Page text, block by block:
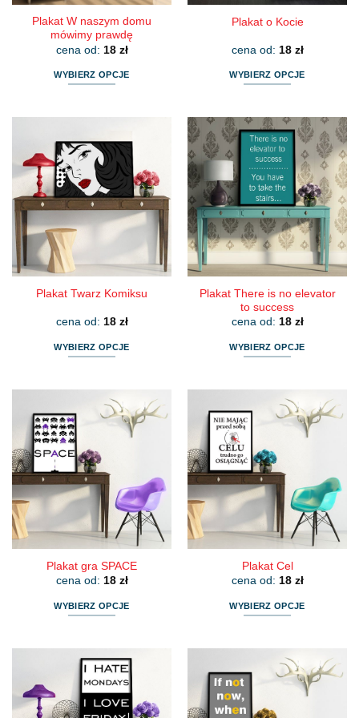
Plakat W naszym domu
mówimy prawdę
cena od: 18 zł
WYBIERZ OPCJE
wiele
wariantów.
Opcje
można
wybrać
produktu
Plakat o Kocie
cena od: 18 zł
WYBIERZ OPCJE
ma
wiele
wariantów.
Opcje
można
wybrać
na
stronie
produktu
Plakat Twarz Komiksu
cena od: 18 zł
WYBIERZ OPCJE
wiele
wariantów.
Opcje
można
wybrać
na
stronie
produktu
Plakat There is no elevator
to success
cena od: 18 zł
WYBIERZ OPCJE
wiele
wariantów.
Opcje
można
wybrać
na
stronie
produktu
Plakat gra SPACE
cena od: 18 zł
WYBIERZ OPCJE
ma
wiele
wariantów.
Opcje
Plakat Cel
cena od: 18 zł
WYBIERZ OPCJE
wiele
wariantów.
Opcje